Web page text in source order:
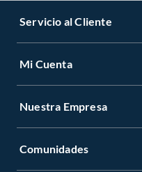
Servicio al Cliente
Mi Cuenta
Nuestra Empresa
Comunidades